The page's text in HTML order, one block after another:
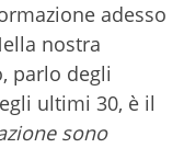
adesso
nostra
parlo degli
ultimi 30, è il
sono